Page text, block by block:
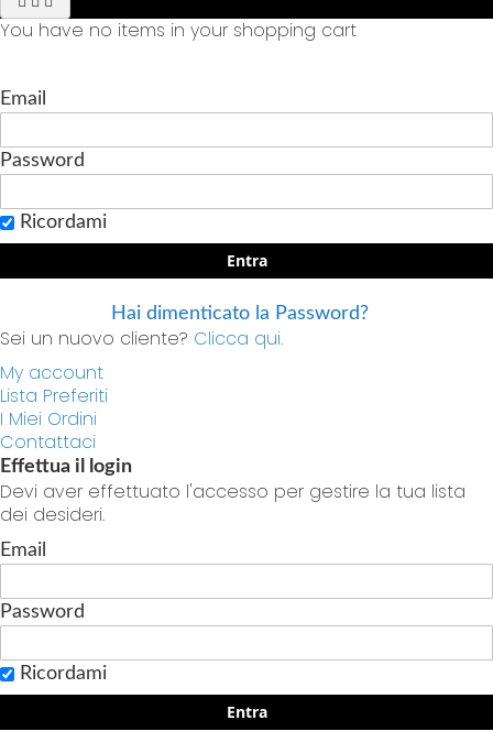
You have no items in your shopping cart
Email
Password
Ricordami
Entra
Hai dimenticato la Password?
Sei un nuovo cliente? Clicca qui.
My account
Lista Preferiti
I Miei Ordini
Contattaci
Effettua il login
Devi aver effettuato l'accesso per gestire la tua lista
dei desideri.
Email
Password
Ricordami
Entra